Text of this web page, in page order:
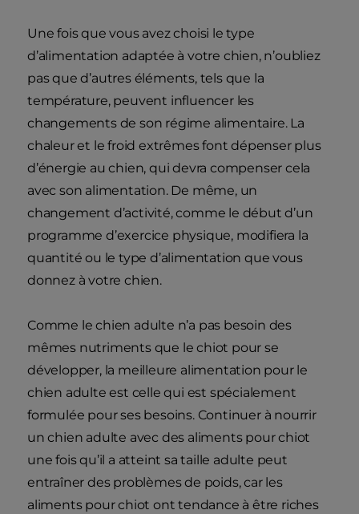
Une fois que vous avez choisi le type
d’alimentation adaptée à votre chien, n’oubliez
pas que d’autres éléments, tels que la
température, peuvent influencer les
changements de son régime alimentaire. La
chaleur et le froid extrêmes font dépenser plus
d’énergie au chien, qui devra compenser cela
avec son alimentation. De même, un
changement d’activité, comme le début d’un
programme d’exercice physique, modifiera la
quantité ou le type d’alimentation que vous
donnez à votre chien.
Comme le chien adulte n’a pas besoin des
mêmes nutriments que le chiot pour se
développer, la meilleure alimentation pour le
chien adulte est celle qui est spécialement
formulée pour ses besoins. Continuer à nourrir
un chien adulte avec des aliments pour chiot
une fois qu’il a atteint sa taille adulte peut
entraîner des problèmes de poids, car les
aliments pour chiot ont tendance à être riches